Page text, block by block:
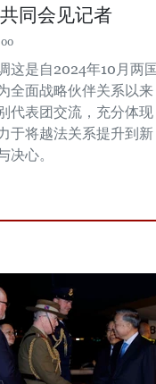
同会见记者
这是自2024年10月两
全面战略伙伴关系以来
代表团交流，充分体现
于将越法关系提升到新
决心。